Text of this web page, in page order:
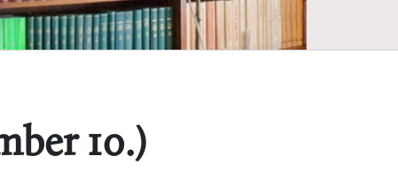
10.)